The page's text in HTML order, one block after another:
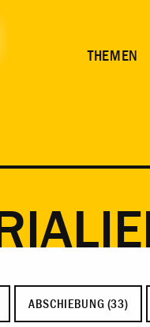
THEMEN
ABSCHIEBUNG (33)